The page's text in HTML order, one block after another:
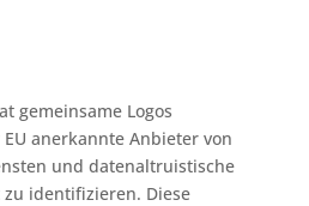
gemeinsame Logos
anerkannte Anbieter von
und datenaltruistische
identifizieren. Diese